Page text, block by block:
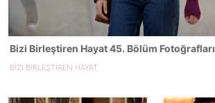
Bizi Birleştiren Hayat 45. Bölüm Fotoğrafları
BİZİ BİRLEŞTİREN HAYAT